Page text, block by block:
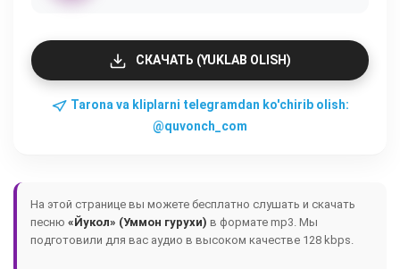
СКАЧАТЬ (YUKLAB OLISH)
Tarona va kliplarni telegramdan ko'chirib olish:
@quvonch_com
На этой странице вы можете бесплатно слушать и скачать
песню «Йукол» (Уммон гурухи) в формате mp3. Мы
подготовили для вас аудио в высоком качестве 128 kbps.